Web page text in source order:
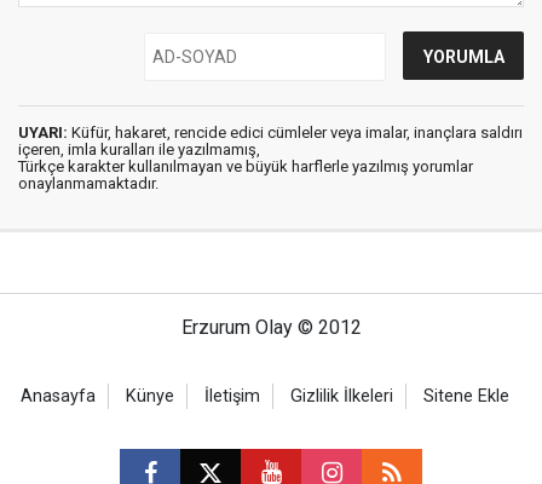
UYARI: Küfür, hakaret, rencide edici cümleler veya imalar, inançlara saldırı
içeren, imla kuralları ile yazılmamış,
Türkçe karakter kullanılmayan ve büyük harflerle yazılmış yorumlar
onaylanmamaktadır.
Erzurum Olay © 2012
Anasayfa Künye İletişim Gizlilik İlkeleri Sitene Ekle